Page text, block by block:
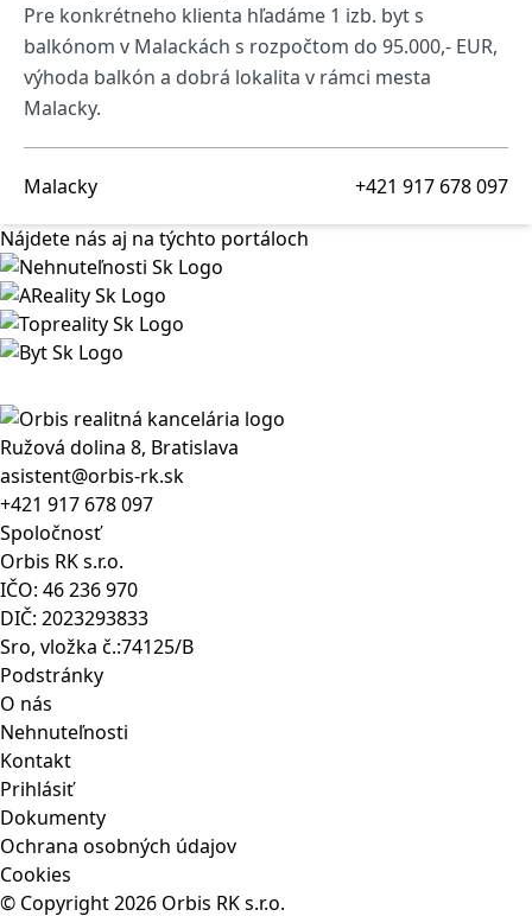
Pre konkrétneho klienta hľadáme 1 izb. byt s
balkónom v Malackách s rozpočtom do 95.000,- EUR,
výhoda balkón a dobrá lokalita v rámci mesta
Malacky.
Malacky
+421 917 678 097
Nájdete nás aj na týchto portáloch
Ružová dolina 8, Bratislava
asistent@orbis-rk.sk
+421 917 678 097
Spoločnosť
Orbis RK s.r.o.
IČO: 46 236 970
DIČ: 2023293833
Sro, vložka č.:74125/B
Podstránky
O nás
Nehnuteľnosti
Kontakt
Prihlásiť
Dokumenty
Ochrana osobných údajov
Cookies
© Copyright 2026 Orbis RK s.r.o.